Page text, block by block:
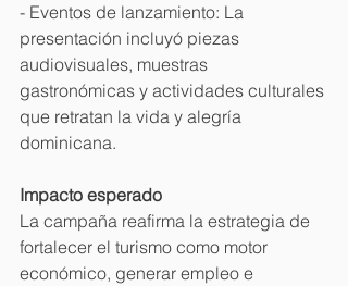
- Eventos de lanzamiento: La
presentación incluyó piezas
audiovisuales, muestras
gastronómicas y actividades culturales
que retratan la vida y alegría
dominicana.
Impacto esperado
La campaña reafirma la estrategia de
fortalecer el turismo como motor
económico, generar empleo e